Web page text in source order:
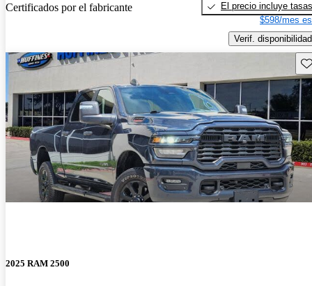
Certificados por el fabricante
El precio incluye tasas
$598/mes
Verif. disponibilidad
2025 RAM 2500